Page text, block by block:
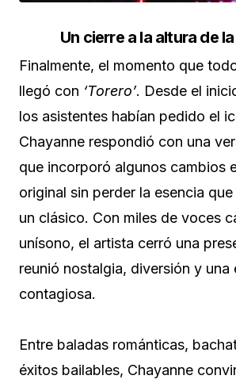
Un cierre a la altura de
Finalmente, el momento que
llegó con ‘Torero’. Desde el
los asistentes habían pedido el
Chayanne respondió con una
que incorporó algunos cambios
original sin perder la esencia
un clásico. Con miles de voces
unísono, el artista cerró una
reunió nostalgia, diversión y una
contagiosa.
Entre baladas románticas,
éxitos bailables, Chayanne